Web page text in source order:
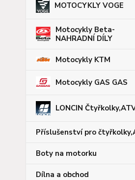
MOTOCYKLY VOGE
Motocykly Beta-
NAHRADNÍ DÍLY
Motocykly KTM
Motocykly GAS GAS
LONCIN
Příslušenství pro
Boty na motorku
Dílna a obchod